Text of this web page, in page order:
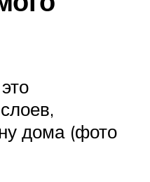
дома (фото